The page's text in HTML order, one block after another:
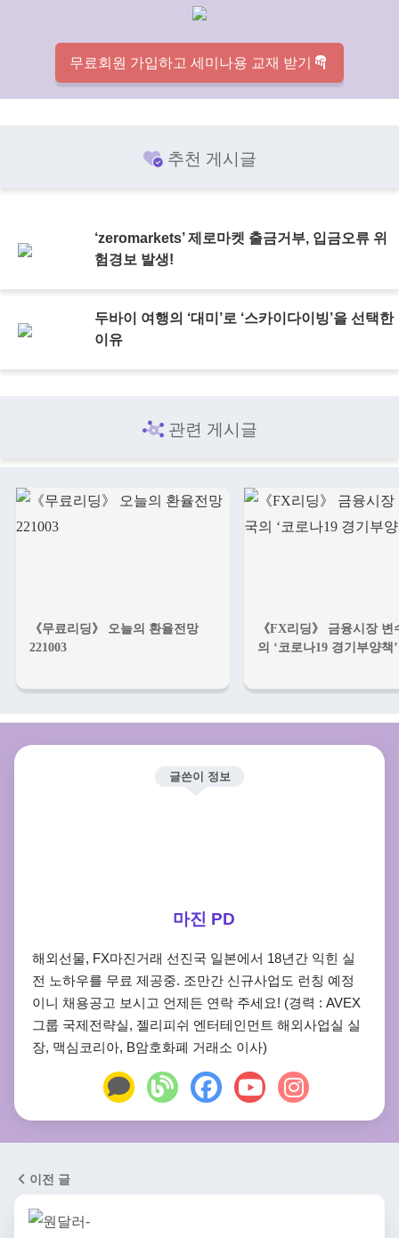
무료회원 가입하고 세미나용 교재 받기
추천 게시글
‘zeromarkets’ 제로마켓 출금거부, 입금오류 위
험경보 발생!
두바이 여행의 ‘대미’로 ‘스카이다이빙’을 선택한
이유
관련 게시글
《무료리딩》 오늘의 환율전망
221003
《FX리딩》 금융시장 변
의 ‘코로나19 경기부양책’
글쓴이 정보
마진 PD
해외선물, FX마진거래 선진국 일본에서 18년간 익힌 실
전 노하우를 무료 제공중. 조만간 신규사업도 런칭 예정
이니 채용공고 보시고 언제든 연락 주세요! (경력 : AVEX
그룹 국제전략실, 젤리피쉬 엔터테인먼트 해외사업실 실
장, 맥심코리아, B암호화폐 거래소 이사)
이전 글